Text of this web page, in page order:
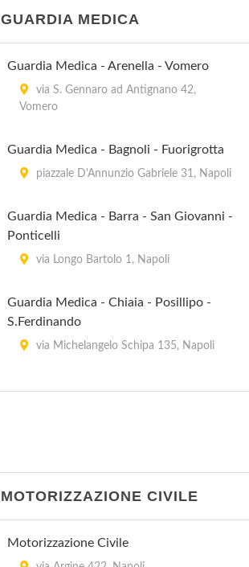
GUARDIA MEDICA
Guardia Medica - Arenella - Vomero
via S. Gennaro ad Antignano 42,
Vomero
Guardia Medica - Bagnoli - Fuorigrotta
piazzale D'Annunzio Gabriele 31, Napoli
Guardia Medica - Barra - San Giovanni -
Ponticelli
via Longo Bartolo 1, Napoli
Guardia Medica - Chiaia - Posillipo -
S.Ferdinando
via Michelangelo Schipa 135, Napoli
Guardia Medica - Chiaiano - Piscinola-
Guardia Medica - Pianura - Soccavo
via Canonico Scherillo 12, Pianura
Guardia Medica - San Carlo Arena - Stella
MOTORIZZAZIONE CIVILE
Motorizzazione Civile